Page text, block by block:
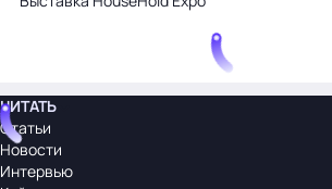
ЧИТАТЬ
Статьи
Новости
Интервью